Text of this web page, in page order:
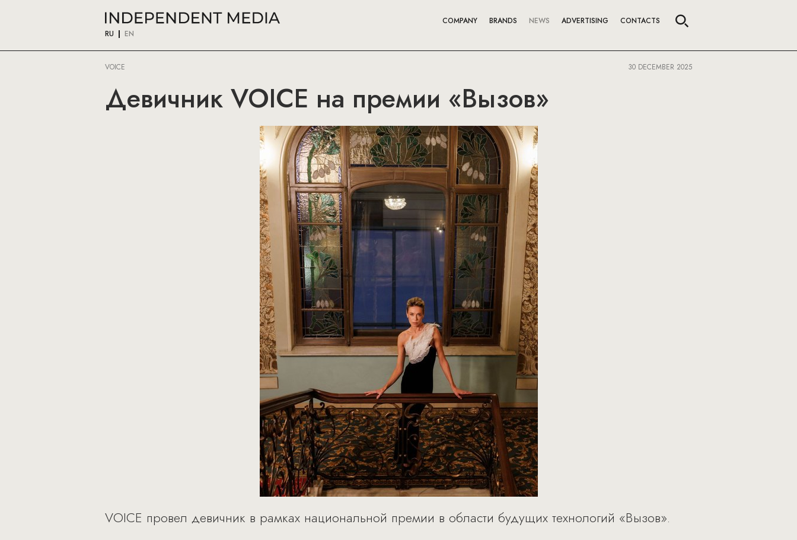
RU EN
COMPANY BRANDS NEWS ADVERTISING CONTACTS
VOICE 30 DECEMBER 2025
Девичник VOICE на премии «Вызов»
VOICE провел девичник в рамках национальной премии в области будущих технологий «Вызов».